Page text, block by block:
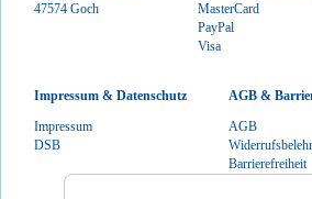
47574 Goch
MasterCard
PayPal
Visa
Impressum & Datenschutz
Impressum
DSB
AGB &
AGB
Barrierefreiheit